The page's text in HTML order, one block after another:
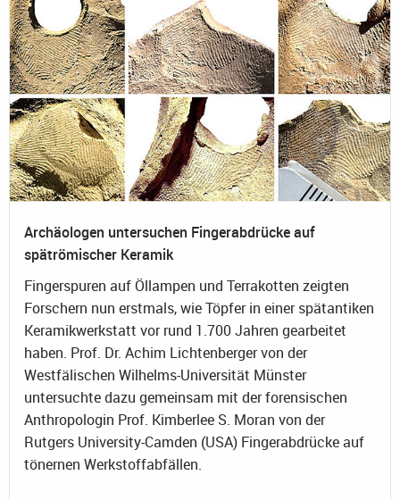
Archäologen untersuchen Fingerabdrücke auf
spätrömischer Keramik
Fingerspuren auf Öllampen und Terrakotten zeigten
Forschern nun erstmals, wie Töpfer in einer spätantiken
Keramikwerkstatt vor rund 1.700 Jahren gearbeitet
haben. Prof. Dr. Achim Lichtenberger von der
Westfälischen Wilhelms-Universität Münster
untersuchte dazu gemeinsam mit der forensischen
Anthropologin Prof. Kimberlee S. Moran von der
Rutgers University-Camden (USA) Fingerabdrücke auf
tönernen Werkstoffabfällen.